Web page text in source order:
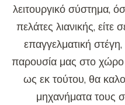
λειτουργικό σύστημα,
πελάτες λιανικής,
επαγγελματική
παρουσία μας στο χώρο
ως εκ τούτου, θα
μηχανήματα τους